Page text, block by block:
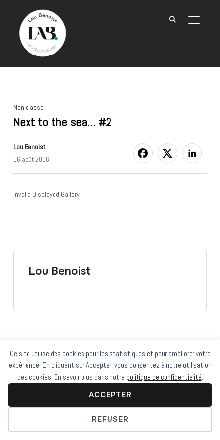
Ce site utilise des cookies pour les statistiques et pour améliorer votre
expérience. En cliquant sur Accepter, vous consentez à notre utilisation
des cookies. En savoir plus dans notre politique de confidentialité.
ACCEPTER
REFUSER
Non classé
Next to the sea… #2
Lou Benoist
16 août 2016
Invalid Displayed Gallery
Lou Benoist
Copyright © 2022 — LaB. All Rights Reserved